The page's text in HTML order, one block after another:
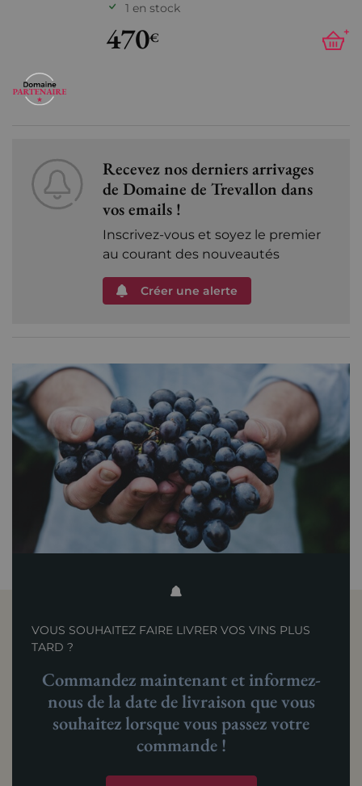
1 en stock
470€ +
Recevez nos derniers arrivages
de Domaine de Trevallon dans
vos emails !
Inscrivez-vous et soyez le premier
au courant des nouveautés
Créer une alerte
VOUS SOUHAITEZ FAIRE LIVRER VOS VINS PLUS
TARD ?
Commandez maintenant et informez-
nous de la date de livraison que vous
souhaitez lorsque vous passez votre
commande !